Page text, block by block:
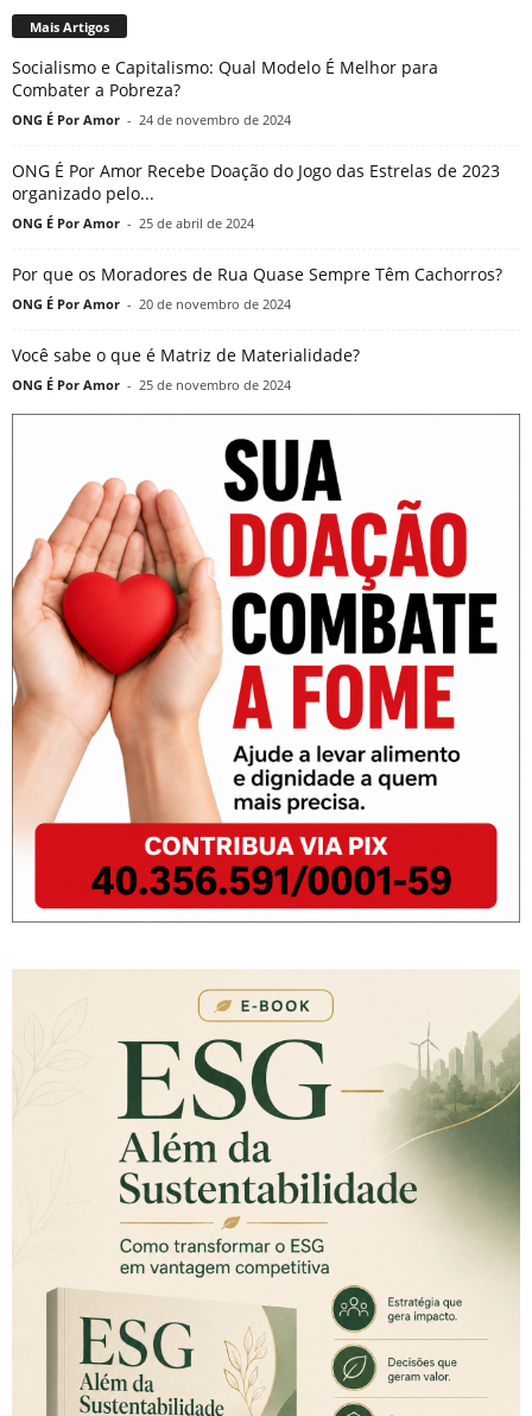
Mais Artigos
Socialismo e Capitalismo: Qual Modelo É Melhor para
Combater a Pobreza?
ONG É Por Amor - 24 de novembro de 2024
ONG É Por Amor Recebe Doação do Jogo das Estrelas de 2023
organizado pelo...
ONG É Por Amor - 25 de abril de 2024
Por que os Moradores de Rua Quase Sempre Têm Cachorros?
ONG É Por Amor - 20 de novembro de 2024
Você sabe o que é Matriz de Materialidade?
ONG É Por Amor - 25 de novembro de 2024